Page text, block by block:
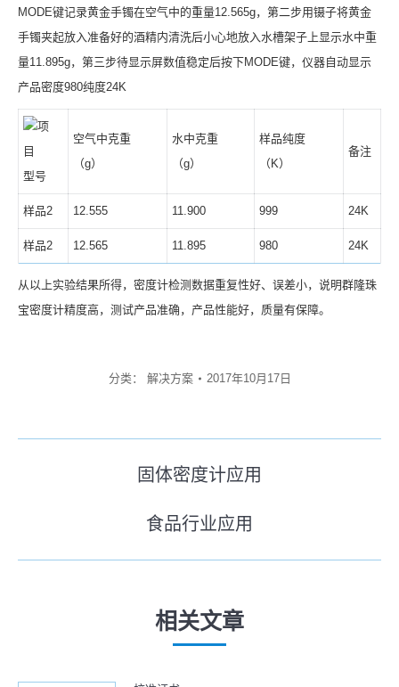
MODE键记录黄金手镯在空气中的重量12.565g，第二步用镊子将黄金
手镯夹起放入准备好的酒精内清洗后小心地放入水槽架子上显示水中重
量11.895g，第三步待显示屏数值稳定后按下MODE键，仪器自动显示
产品密度980纯度24K
项
目
型号
空气中克重
（g）
水中克重
（g）
样品纯度
（K）
备注
样品2 12.555 11.900 999 24K
样品2 12.565 11.895 980 24K
从以上实验结果所得，密度计检测数据重复性好、误差小，说明群隆珠
宝密度计精度高，测试产品准确，产品性能好，质量有保障。
分类： 解决方案 2017年10月17日
历
史
文
固体密度计应用
未
来
文
章：
食品行业应用
相关文章